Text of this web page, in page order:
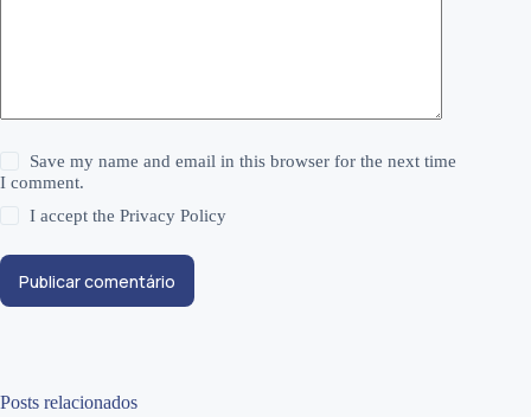
Save my name and email in this browser for the next time
I comment.
I accept thePrivacy Policy
Publicar comentário
Posts relacionados